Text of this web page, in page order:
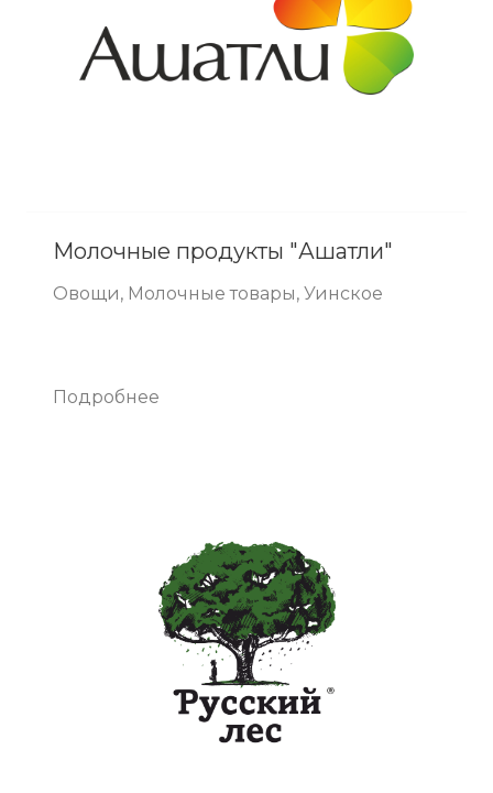
Молочные продукты "Ашатли"
Овощи, Молочные товары, Уинское
Подробнее